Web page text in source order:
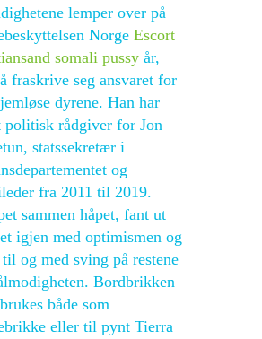
lemper over på
Norge Escort
somali pussy år,
fraskrive seg ansvaret for
dyrene. Han har
rådgiver for Jon
statssekretær i
og
fra 2011 til 2019.
sammen håpet, fant ut
igjen med optimismen og
og med sving på restene
Bordbrikken
både som
eller til pynt Tierra